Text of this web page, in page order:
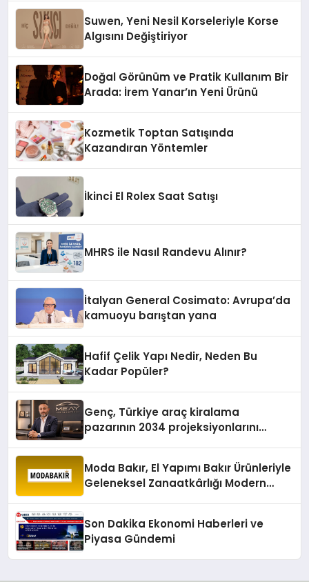
Suwen, Yeni Nesil Korseleriyle Korse
Algısını Değiştiriyor
Doğal Görünüm ve Pratik Kullanım Bir
Arada: İrem Yanar’ın Yeni Ürünü
Kozmetik Toptan Satışında
Kazandıran Yöntemler
İkinci El Rolex Saat Satışı
MHRS ile Nasıl Randevu Alınır?
İtalyan General Cosimato: Avrupa’da
kamuoyu barıştan yana
Hafif Çelik Yapı Nedir, Neden Bu
Kadar Popüler?
Genç, Türkiye araç kiralama
pazarının 2034 projeksiyonlarını
Moda Bakır, El Yapımı Bakır Ürünleriyle
Geleneksel Zanaatkârlığı Modern
Son Dakika Ekonomi Haberleri ve
Piyasa Gündemi